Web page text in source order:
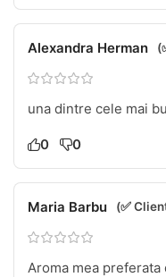
Alexandra Herman
una dintre cele mai
0 0
Maria Barbu (✅
Aroma mea preferata